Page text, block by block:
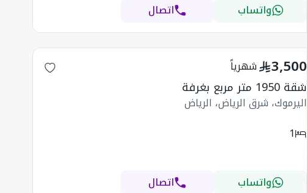
واتساب اتصال
شهرياً 3,500
شقة 1950 متر مربع بغرفة
اليرموك، شرق الرياض، الرياض
1
واتساب اتصال